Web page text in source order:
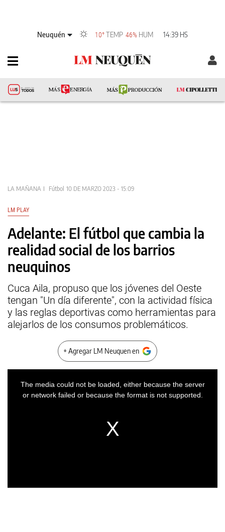
Neuquén 10°TEMP 46% HUM 14:39 HS
LA MAÑANA Fútbol 10 DE MARZO 2023 - 15:09
LM PLAY
Adelante: El fútbol que cambia la
realidad social de los barrios
neuquinos
Cuca Aila, propuso que los jóvenes del Oeste
tengan "Un día diferente", con la actividad física
y las reglas deportivas como herramientas para
alejarlos de los consumos problemáticos.
+ Agregar LM Neuquen en
The media could not be loaded, either because the server
or network failed or because the format is not supported.